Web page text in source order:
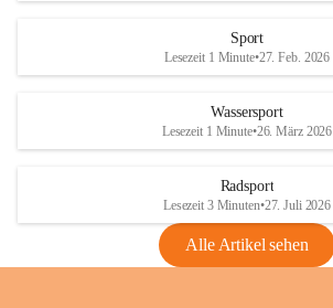
Rebe und der Amerikanischen
Anhang VBl. EU Nr. 18
1 Seite•1,4 MB
VBl. EU Nr. 18_2026
Sport
Lesezeit 1 Minute•27. Feb. 2026
Wassersport
Lesezeit 1 Minute•26. März 2026
Radsport
Lesezeit 3 Minuten•27. Juli 2026
Alle Artikel sehen